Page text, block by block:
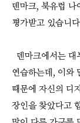
덴마크, 북유럽 나
평가받고 있습니
덴마크에서는 대
연습하는데, 이와
때문에 자신의 디
장인을 찾았다고